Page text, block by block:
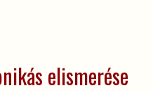
elismerése